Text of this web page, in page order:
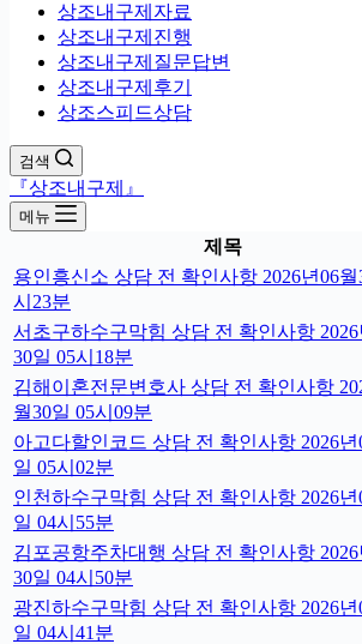
상조내구제자료
상조내구제진행
상조내구제질문답변
상조내구제후기
상조스피드상담
검색
『상조내구제』
메뉴
제목
용인흥신소 상담 전 확인사항 2026년06월
시23분
서초구하수구막힘 상담 전 확인사항 2026
30일 05시18분
김해이혼전문변호사 상담 전 확인사항
월30일 05시09분
아고다할인코드 상담 전 확인사항 2026년
일 05시02분
인천하수구막힘 상담 전 확인사항 2026년
일 04시55분
김포공항주차대행 상담 전 확인사항 2026
30일 04시50분
광진하수구막힘 상담 전 확인사항 2026년
일 04시41분